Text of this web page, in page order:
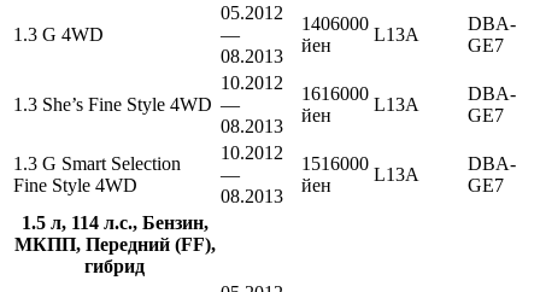
1.3 G 4WD
05.2012
—
08.2013
1406000
йен
L13A
DBA-
GE7
1.3 She’s Fine Style 4WD
10.2012
—
08.2013
1616000
йен
L13A
DBA-
GE7
1.3 G Smart Selection
Fine Style 4WD
10.2012
—
08.2013
1516000
йен
L13A
DBA-
GE7
1.5 л, 114 л.с., Бензин,
МКПП, Передний (FF),
гибрид